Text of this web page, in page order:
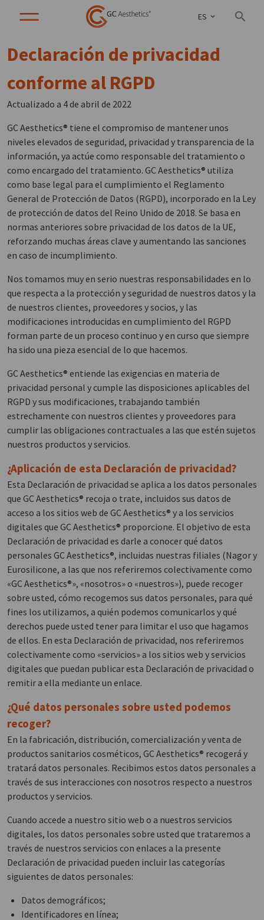
ES
Declaración de privacidad
conforme al RGPD
Actualizado a 4 de abril de 2022
GC Aesthetics® tiene el compromiso de mantener unos
niveles elevados de seguridad, privacidad y transparencia de la
información, ya actúe como responsable del tratamiento o
como encargado del tratamiento. GC Aesthetics® utiliza
como base legal para el cumplimiento el Reglamento
General de Protección de Datos (RGPD), incorporado en la Ley
de protección de datos del Reino Unido de 2018. Se basa en
normas anteriores sobre privacidad de los datos de la UE,
reforzando muchas áreas clave y aumentando las sanciones
en caso de incumplimiento.
Nos tomamos muy en serio nuestras responsabilidades en lo
que respecta a la protección y seguridad de nuestros datos y la
de nuestros clientes, proveedores y socios, y las
modificaciones introducidas en cumplimiento del RGPD
forman parte de un proceso continuo y en curso que siempre
ha sido una pieza esencial de lo que hacemos.
GC Aesthetics® entiende las exigencias en materia de
privacidad personal y cumple las disposiciones aplicables del
RGPD y sus modificaciones, trabajando también
estrechamente con nuestros clientes y proveedores para
cumplir las obligaciones contractuales a las que estén sujetos
nuestros productos y servicios.
¿Aplicación de esta Declaración de privacidad?
Esta Declaración de privacidad se aplica a los datos personales
que GC Aesthetics® recoja o trate, incluidos sus datos de
acceso a los sitios web de GC Aesthetics® y a los servicios
digitales que GC Aesthetics® proporcione. El objetivo de esta
Declaración de privacidad es darle a conocer qué datos
personales GC Aesthetics®, incluidas nuestras filiales (Nagor y
Eurosilicone, a las que nos referiremos colectivamente como
«GC Aesthetics®», «nosotros» o «nuestros»), puede recoger
sobre usted, cómo recogemos sus datos personales, para qué
fines los utilizamos, a quién podemos comunicarlos y qué
derechos puede usted tener para limitar el uso que hagamos
de ellos. En esta Declaración de privacidad, nos referiremos
colectivamente como «servicios» a los sitios web y servicios
digitales que puedan publicar esta Declaración de privacidad o
remitir a ella mediante un enlace.
¿Qué datos personales sobre usted podemos
recoger?
En la fabricación, distribución, comercialización y venta de
productos sanitarios cosméticos, GC Aesthetics® recogerá y
tratará datos personales. Recibimos estos datos personales a
través de sus interacciones con nosotros respecto a nuestros
productos y servicios.
Cuando accede a nuestro sitio web o a nuestros servicios
digitales, los datos personales sobre usted que trataremos a
través de nuestros servicios con enlaces a la presente
Declaración de privacidad pueden incluir las categorías
siguientes de datos personales:
Datos demográficos;
Identificadores en línea;